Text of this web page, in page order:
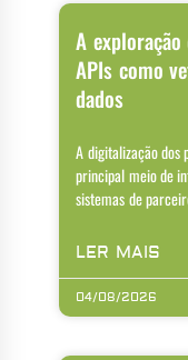
A
APIs como
dados
A digitalização dos
principal meio de
sistemas de
LER MAIS
04/08/2026